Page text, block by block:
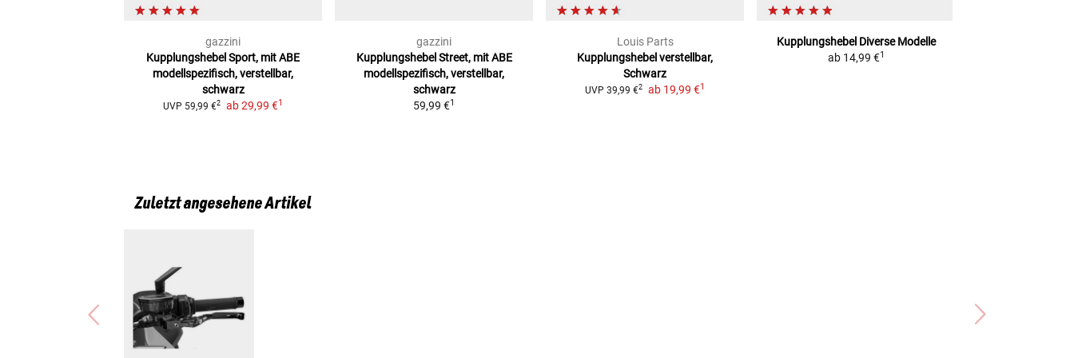
gazzini
Kupplungshebel Sport, mit ABE
modellspezifisch, verstellbar,
schwarz
UVP 59,99 €2 ab 29,99 €1
gazzini
Kupplungshebel Street, mit ABE
modellspezifisch, verstellbar,
schwarz
59,99 €1
Louis Parts
Kupplungshebel verstellbar,
Schwarz
UVP 39,99 €2 ab 19,99 €1
Kupplungshebel Diverse Modelle
ab 14,99 €1
Zuletzt angesehene Artikel